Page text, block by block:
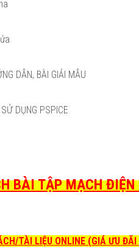
DẪN, BÀI GIẢI MẪU
DỤNG PSPICE
BÀI TẬP MẠCH ĐIỆN
TÀI LIỆU ONLINE (GIÁ ƯU